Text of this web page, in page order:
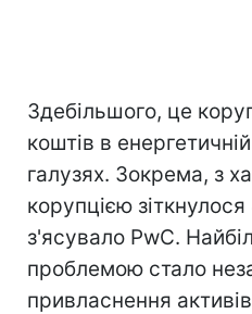
Здебільшого, це
коштів в
галузях. Зокрема, з
корупцією
з'ясувало PwC.
проблемою стало
привласнення